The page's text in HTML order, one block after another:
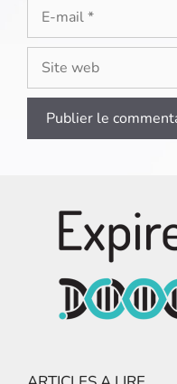
mail
Site
web